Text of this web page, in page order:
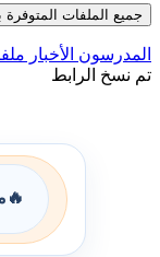
جميع الملفات
المدرسون الأخبار
تم نسخ الرابط
🔥